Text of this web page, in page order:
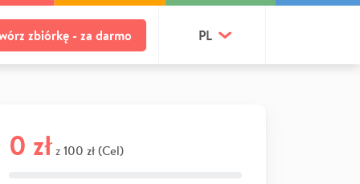
zbiórkę - za darmo PL
0 zł z 100 zł (Cel)